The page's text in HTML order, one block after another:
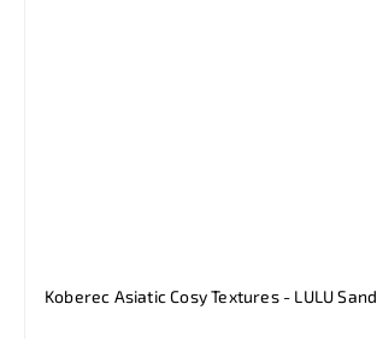
Koberec Asiatic Cosy Textures - LULU Sand